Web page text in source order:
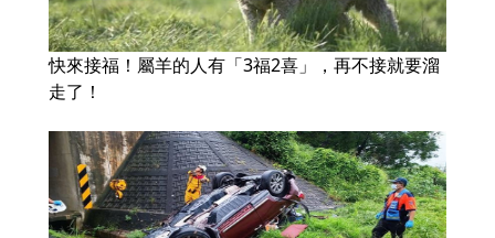
快來接福！屬羊的人有「3福2喜」，再不接就要溜
走了！